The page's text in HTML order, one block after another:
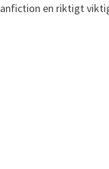
en riktigt